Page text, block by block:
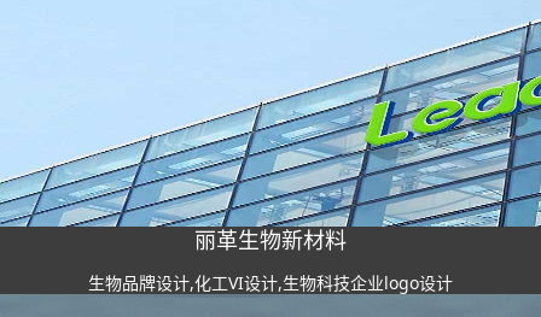
丽革生物新材料
生物品牌设计,化工VI设计,生物科技企业logo设计